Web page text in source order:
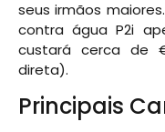
seus irmãos
contra água P2i
custará cerca de
direta).
Principais